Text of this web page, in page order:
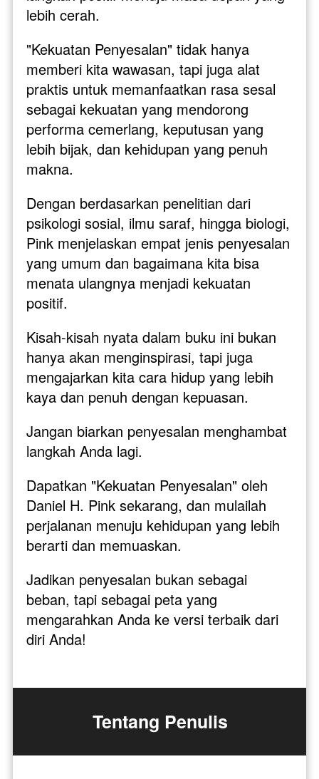
lebih cerah.
"Kekuatan Penyesalan" tidak hanya
memberi kita wawasan, tapi juga alat
praktis untuk memanfaatkan rasa sesal
sebagai kekuatan yang mendorong
performa cemerlang, keputusan yang
lebih bijak, dan kehidupan yang penuh
makna.
Dengan berdasarkan penelitian dari
psikologi sosial, ilmu saraf, hingga biologi,
Pink menjelaskan empat jenis penyesalan
yang umum dan bagaimana kita bisa
menata ulangnya menjadi kekuatan
positif.
Kisah-kisah nyata dalam buku ini bukan
hanya akan menginspirasi, tapi juga
mengajarkan kita cara hidup yang lebih
kaya dan penuh dengan kepuasan.
Jangan biarkan penyesalan menghambat
langkah Anda lagi.
Dapatkan "Kekuatan Penyesalan" oleh
Daniel H. Pink sekarang, dan mulailah
perjalanan menuju kehidupan yang lebih
berarti dan memuaskan.
Jadikan penyesalan bukan sebagai
beban, tapi sebagai peta yang
mengarahkan Anda ke versi terbaik dari
diri Anda!
Tentang Penulis